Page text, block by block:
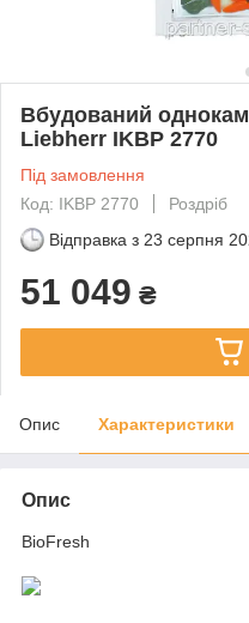
Вбудований
Liebherr IKBP 2770
Під замовлення
Код: IKBP 2770
Роздріб
Відправка з 23 серпня
51 049 ₴
Опис Характеристики
Опис
BioFresh